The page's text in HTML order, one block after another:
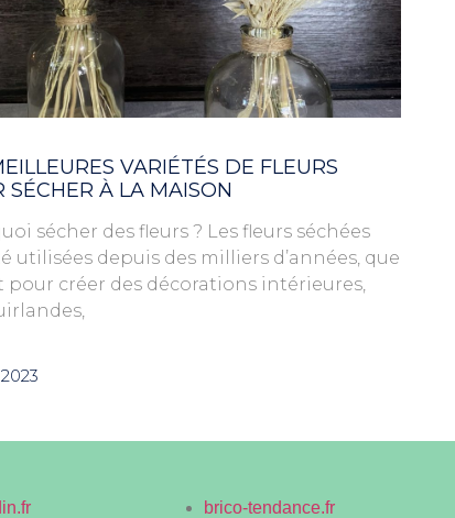
VARIÉTÉS DE FLEURS
SÉCHER À LA MAISON
sécher des fleurs ? Les fleurs séchées
utilisées depuis des milliers d’années, que
pour créer des décorations intérieures,
brico-tendance.fr